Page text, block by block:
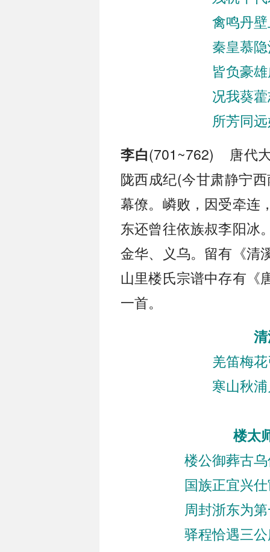
禽鸣丹
秦皇慕
皆负豪
况我葵
所芳同
李白(701~762) 唐代
陇西成纪(今甘肃静宁
幕僚。嶙败，因受牵连
东还曾往依族叔李阳冰
金华、义乌。留有《清
山里楼氏宗谱中存有《
一首。
羌笛梅
寒山秋
楼太
楼公御葬古
国族正宜兴
周封浙东为
驿程恰遇三